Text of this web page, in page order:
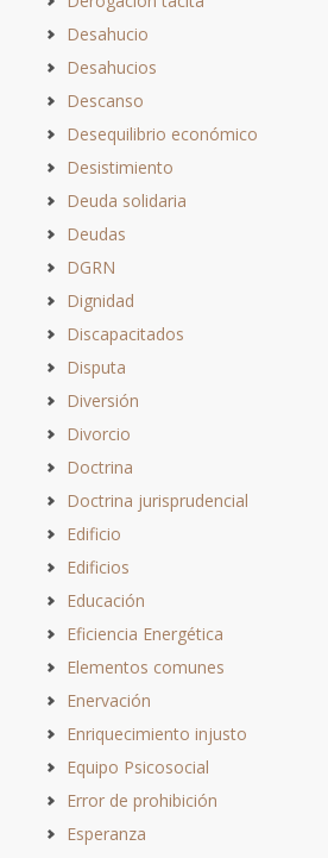
Desahucio
Desahucios
Descanso
Desequilibrio económico
Desistimiento
Deuda solidaria
Deudas
DGRN
Dignidad
Discapacitados
Disputa
Diversión
Divorcio
Doctrina
Doctrina jurisprudencial
Edificio
Edificios
Educación
Eficiencia Energética
Elementos comunes
Enervación
Enriquecimiento injusto
Equipo Psicosocial
Error de prohibición
Esperanza